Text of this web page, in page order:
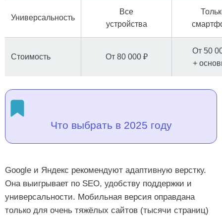
Универсальность
Все
устройства
Стоимость От 80 000 ₽
От 50
+
Что выбрать в 2025 году
Google и Яндекс рекомендуют адаптивную верстку.
Она выигрывает по SEO, удобству поддержки и
универсальности. Мобильная версия оправдана
только для очень тяжёлых сайтов (тысячи страниц)